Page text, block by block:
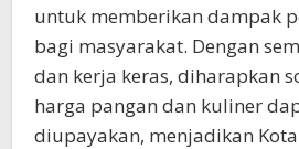
untuk memberikan dampak
bagi masyarakat. Dengan
dan kerja keras, diharapkan
harga pangan dan kuliner
diupayakan, menjadikan